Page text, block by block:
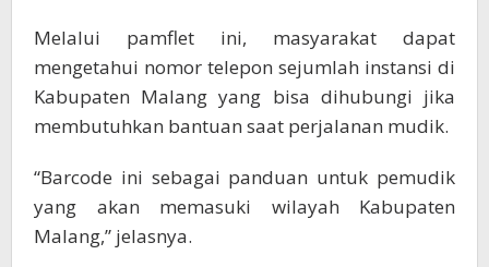
Melalui pamflet ini, masyarakat dapat
mengetahui nomor telepon sejumlah instansi di
Kabupaten Malang yang bisa dihubungi jika
membutuhkan bantuan saat perjalanan mudik.
“Barcode ini sebagai panduan untuk pemudik
yang akan memasuki wilayah Kabupaten
Malang,” jelasnya.